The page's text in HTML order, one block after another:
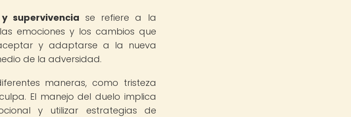
supervivencia se refiere a la
emociones y los cambios que
y adaptarse a la nueva
de la adversidad.
maneras, como tristeza
El manejo del duelo implica
y utilizar estrategias de